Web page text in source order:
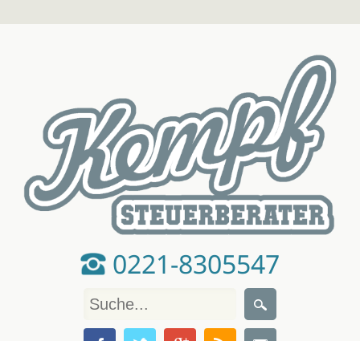
0221-8305547